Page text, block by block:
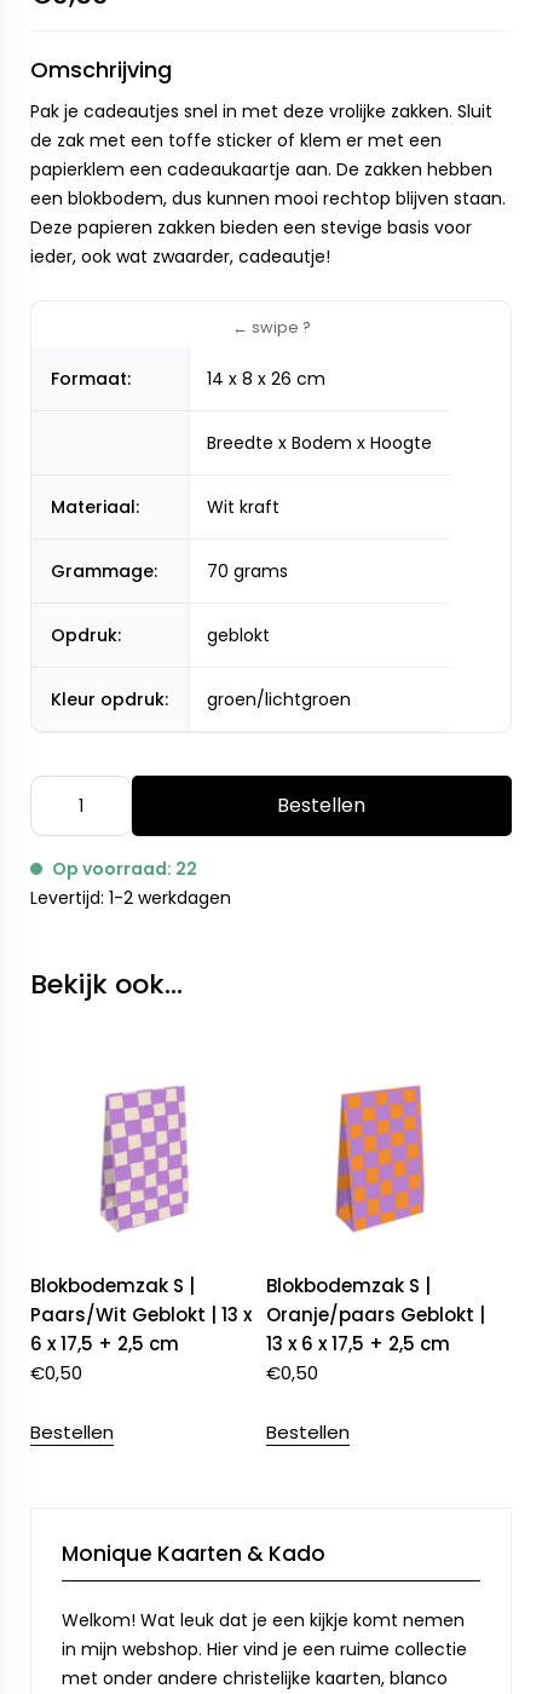
Omschrijving
Pak je cadeautjes snel in met deze vrolijke zakken. Sluit
de zak met een toffe sticker of klem er met een
papierklem een cadeaukaartje aan. De zakken hebben
een blokbodem, dus kunnen mooi rechtop blijven staan.
Deze papieren zakken bieden een stevige basis voor
ieder, ook wat zwaarder, cadeautje!
Formaat: 14 x 8 x 26 cm
Breedte x Bodem x Hoogte
Materiaal: Wit kraft
Grammage: 70 grams
Opdruk: geblokt
Kleur opdruk: groen/lichtgroen
Bestellen
Op voorraad: 22
Levertijd: 1-2 werkdagen
Bekijk ook...
Blokbodemzak S |
Paars/Wit Geblokt | 13 x
6 x 17,5 + 2,5 cm
€0,50
Bestellen
Blokbodemzak S |
Oranje/paars Geblokt |
13 x 6 x 17,5 + 2,5 cm
€0,50
Bestellen
Monique Kaarten & Kado
Welkom! Wat leuk dat je een kijkje komt nemen
in mijn webshop. Hier vind je een ruime collectie
met onder andere christelijke kaarten, blanco